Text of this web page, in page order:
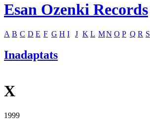
Esan Ozenki Records
A B C D E F G H I J K L MN O P Q R S
Inadaptats
X
1999